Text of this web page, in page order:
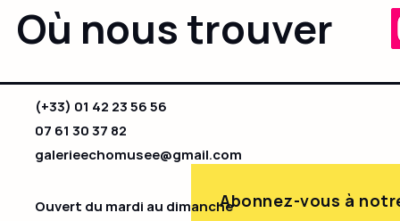
Où nous trouver
Abonnez-vous à
(+33) 01 42 23 56 56
07 61 30 37 82
galerieechomusee@gmail.com
Ouvert du mardi au dimanche